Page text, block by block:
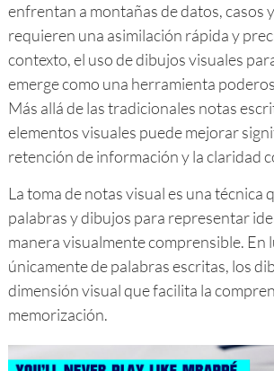
enfrentan a montañas de datos, casos
requieren una asimilación rápida y
contexto, el uso de dibujos visuales
emerge como una herramienta
Más allá de las tradicionales notas
elementos visuales puede mejorar
retención de información y la claridad
La toma de notas visual es una técnica
palabras y dibujos para representar
manera visualmente comprensible. En
únicamente de palabras escritas, los
dimensión visual que facilita la
memorización.